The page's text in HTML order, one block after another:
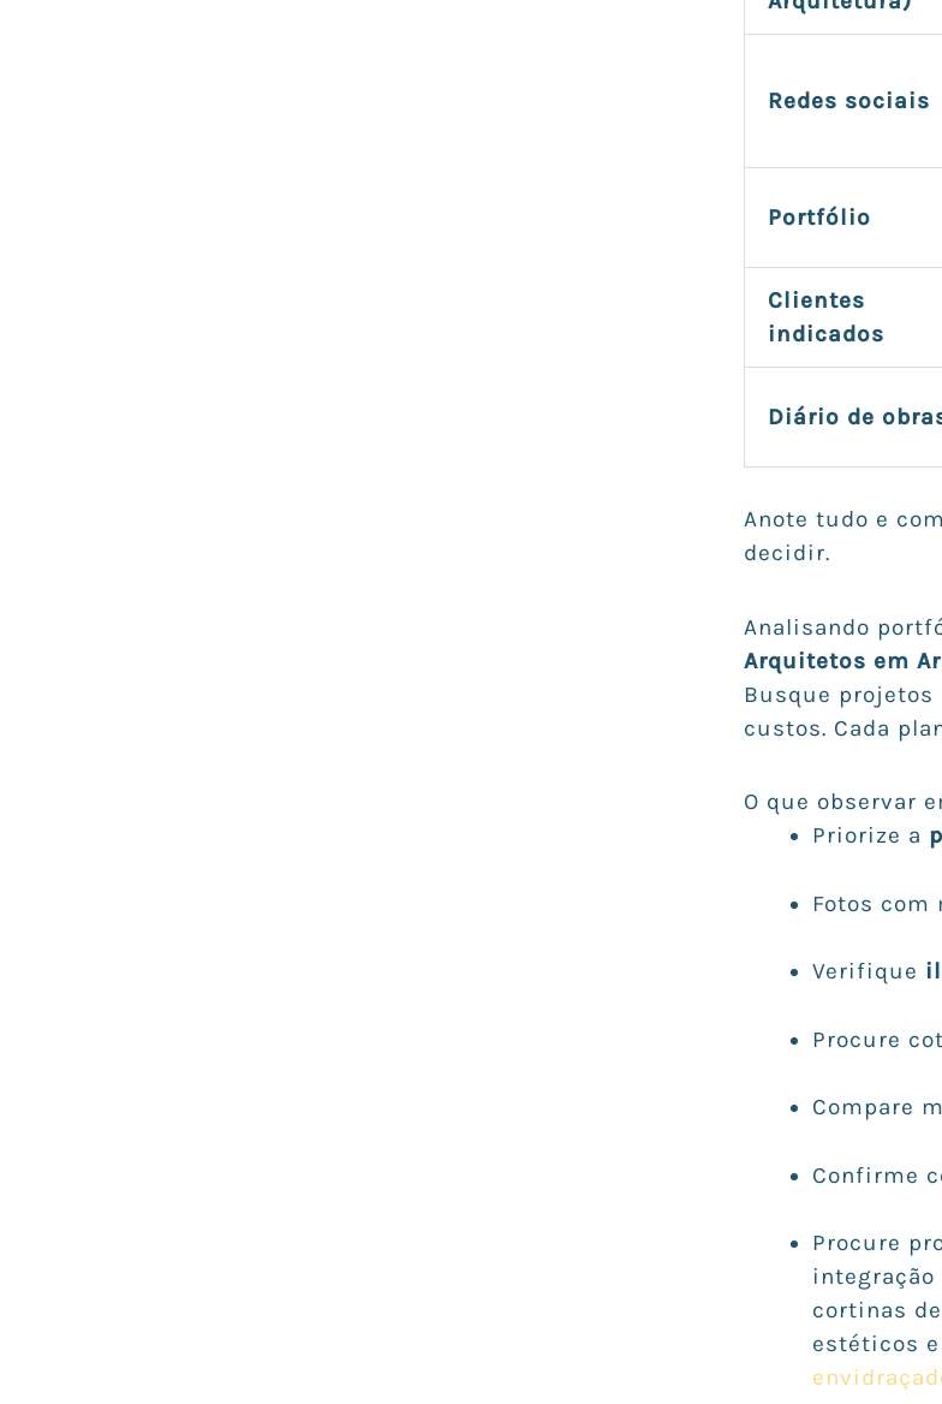
Redes sociais
Portfólio
Clientes
indicados
Diário de
Anote tudo e
decidir.
Analisando
Arquitetos em
Busque projetos
custos. Cada
O que observar
Priorize a
Fotos com
Verifique
Procure
Compare
Confirme
Procure
integração
cortinas
estéticos